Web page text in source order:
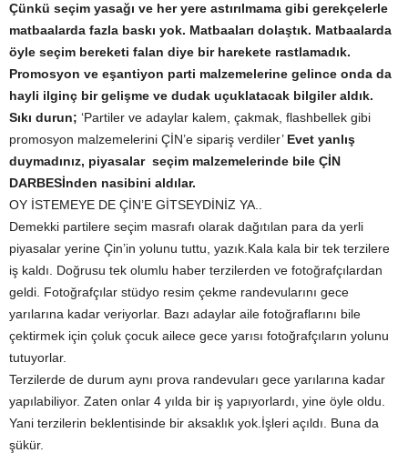
Çünkü seçim yasağı ve her yere astırılmama gibi gerekçelerle
matbaalarda fazla baskı yok. Matbaaları dolaştık. Matbaalarda
öyle seçim bereketi falan diye bir harekete rastlamadık.
Promosyon ve eşantiyon parti malzemelerine gelince onda da
hayli ilginç bir gelişme ve dudak uçuklatacak bilgiler aldık.
Sıkı durun; ‘Partiler ve adaylar kalem, çakmak, flashbellek gibi
promosyon malzemelerini ÇİN’e sipariş verdiler’ Evet yanlış
duymadınız, piyasalar seçim malzemelerinde bile ÇİN
DARBESİnden nasibini aldılar.
OY İSTEMEYE DE ÇİN’E GİTSEYDİNİZ YA..
Demekki partilere seçim masrafı olarak dağıtılan para da yerli
piyasalar yerine Çin’in yolunu tuttu, yazık.Kala kala bir tek terzilere
iş kaldı. Doğrusu tek olumlu haber terzilerden ve fotoğrafçılardan
geldi. Fotoğrafçılar stüdyo resim çekme randevularını gece
yarılarına kadar veriyorlar. Bazı adaylar aile fotoğraflarını bile
çektirmek için çoluk çocuk ailece gece yarısı fotoğrafçıların yolunu
tutuyorlar.
Terzilerde de durum aynı prova randevuları gece yarılarına kadar
yapılabiliyor. Zaten onlar 4 yılda bir iş yapıyorlardı, yine öyle oldu.
Yani terzilerin beklentisinde bir aksaklık yok.İşleri açıldı. Buna da
şükür.